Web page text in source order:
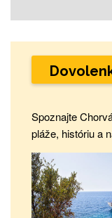
Spoznajte
pláže, históriu a